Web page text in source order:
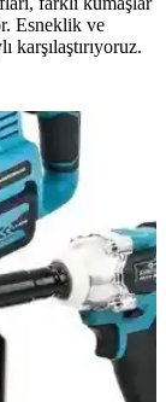
Esneklik ve
karşılaştırıyoruz.